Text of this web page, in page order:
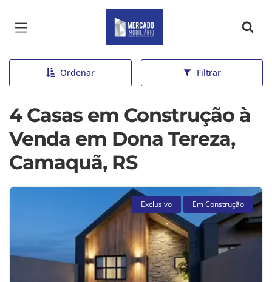
Página inicial
Ordenar Filtrar
4 Casas em Construção à
Venda em Dona Tereza,
Camaquã, RS
Exclusivo Em Construção